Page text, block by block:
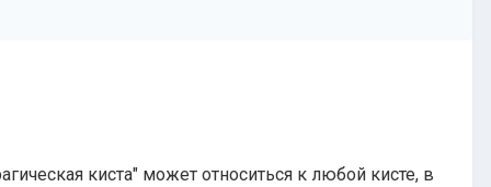
киста" может относиться к любой кисте, в